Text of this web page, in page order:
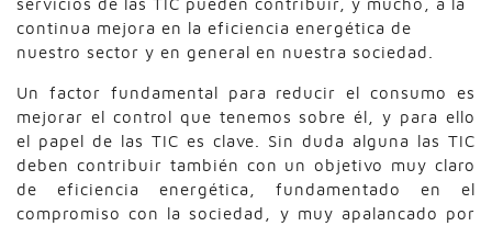
continua mejora en la eficiencia energética de
nuestro sector y en general en nuestra sociedad.
Un factor fundamental para reducir el consumo es
mejorar el control que tenemos sobre él, y para ello
el papel de las TIC es clave. Sin duda alguna las TIC
deben contribuir también con un objetivo muy claro
de eficiencia energética, fundamentado en el
compromiso con la sociedad, y muy apalancado por